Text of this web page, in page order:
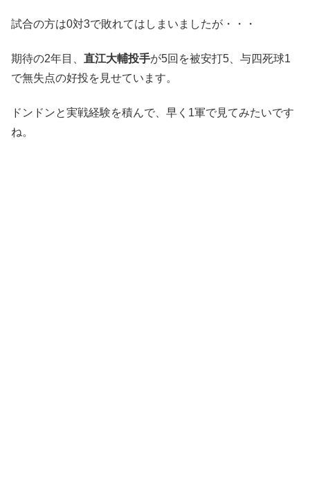
試合の方は0対3で敗れてはしまいましたが・・・
期待の2年目、 直江大輔投手が5回を被安打5、与四死球1
で無失点の好投を見せています。
ドンドンと実戦経験を積んで、早く1軍で見てみたいです
ね。